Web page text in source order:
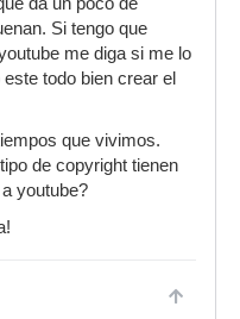
Si tengo que
me diga si me lo
todo bien crear el
que vivimos.
de copyright tienen
youtube?